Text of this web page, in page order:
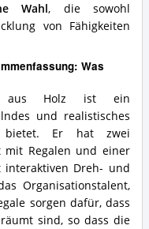
Wahl, die sowohl
von Fähigkeiten
Was
aus Holz ist ein
und realistisches
bietet. Er hat zwei
Regalen und einer
interaktiven Dreh- und
Organisationstalent,
sorgen dafür, dass
sind, so dass die